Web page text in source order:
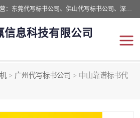
广州中赢信息科技有限公司主营：东莞代写标书公司、佛山代写标书公司、深圳代写标书公司等,食品类标书、工程类类标书,经验丰富的标书制作团队,24小时加急服务,多对一服务。
信息科技有限公司
> 广州代写标书公司 > 中山靠谱标书代
广州代写标书公司